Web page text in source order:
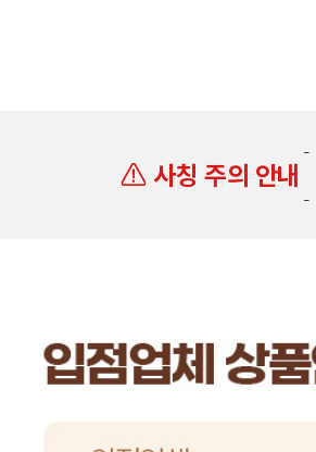
사칭 주의 안내